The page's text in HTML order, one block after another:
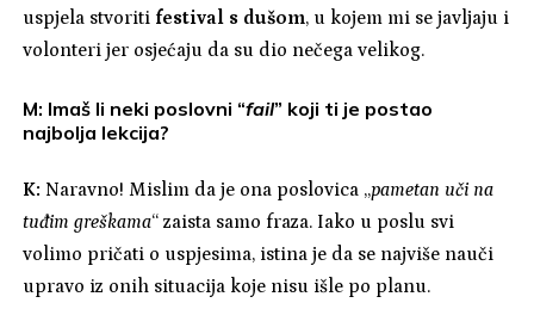
uspjela stvoriti festival s dušom, u kojem mi se javljaju i
volonteri jer osjećaju da su dio nečega velikog.
M: Imaš li neki poslovni “fail” koji ti je postao
najbolja lekcija?
K: Naravno! Mislim da je ona poslovica „pametan uči na
tuđim greškama“ zaista samo fraza. Iako u poslu svi
volimo pričati o uspjesima, istina je da se najviše nauči
upravo iz onih situacija koje nisu išle po planu.